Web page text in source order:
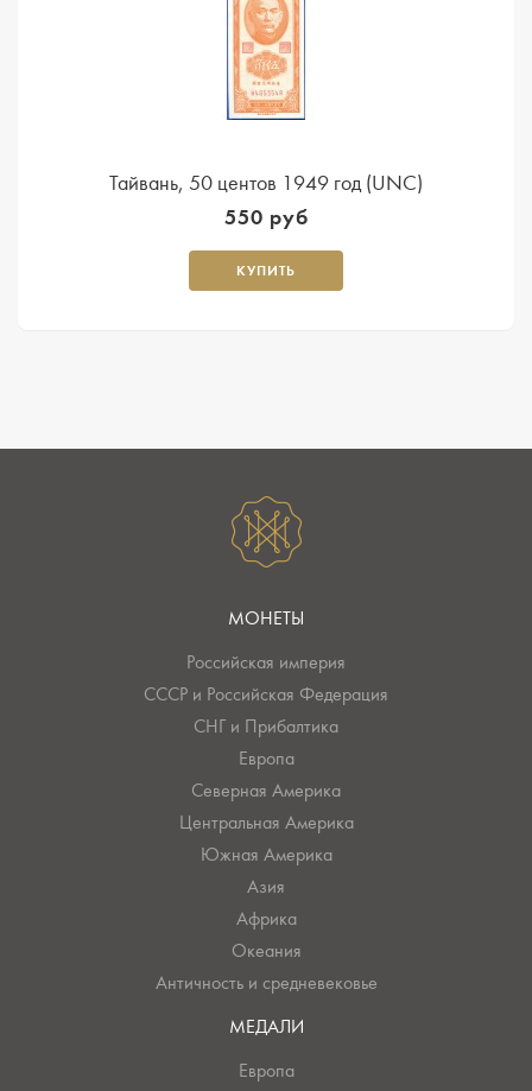
Тайвань, 50 центов 1949 год (UNC)
550 руб
КУПИТЬ
МОНЕТЫ
Российская империя
СССР и Российская Федерация
СНГ и Прибалтика
Европа
Северная Америка
Центральная Америка
Южная Америка
Азия
Африка
Океания
Античность и средневековье
МЕДАЛИ
Европа